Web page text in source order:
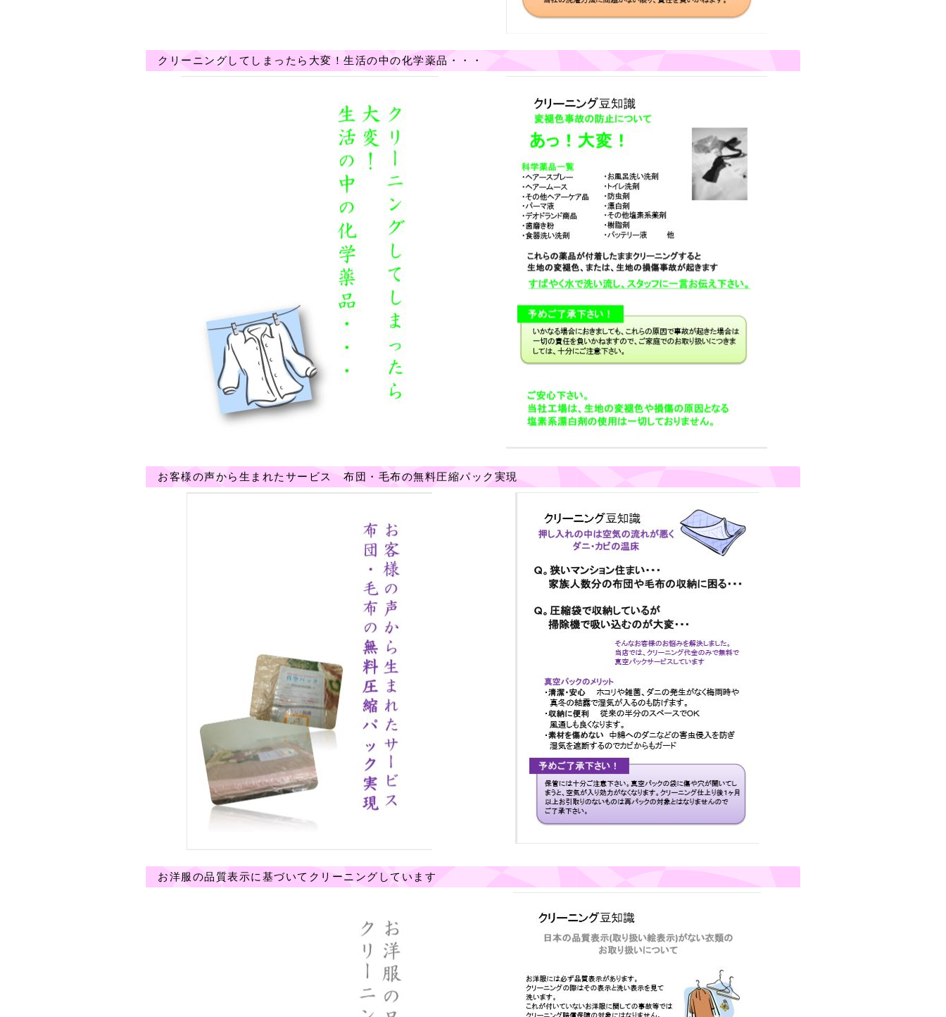
クリーニングしてしまったら大変！生活の中の化学薬品・・・
お客様の声から生まれたサービス 布団・毛布の無料圧縮パック実現
お洋服の品質表示に基づいてクリーニングしています